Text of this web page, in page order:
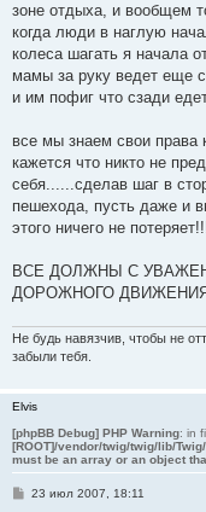
зоне отдыха, и вообщем
когда люди в наглую
колеса шагать я начала
мамы за руку ведет еще
и им пофиг что сзади
все мы знаем свои права
кажется что никто не
себя......сделав шаг в
пешехода, пусть даже и
этого ничего не
ВСЕ ДОЛЖНЫ С
ДОРОЖНОГО
Не будь навязчив, чтобы не
забыли тебя.
Elvis
[phpBB Debug] PHP Warning: in
[ROOT]/vendor/twig/twig/lib/
must be an array or an object
С23 июл 2007, 18:11